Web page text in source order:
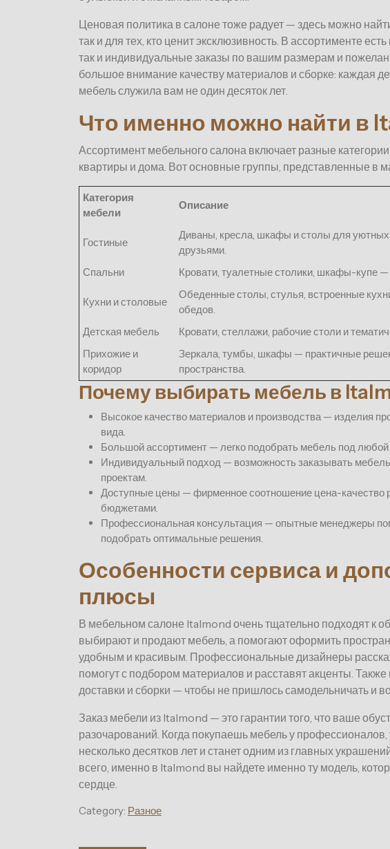
Ценовая политика в салоне тоже радует — здесь можно
так и для тех, кто ценит эксклюзивность. В ассортименте
так и индивидуальные заказы по вашим размерам и
большое внимание качеству материалов и сборке: каждая
мебель служила вам не один десяток лет.
Что именно можно найти в
Ассортимент мебельного салона включает разные
квартиры и дома. Вот основные группы, представленные в
Категория
мебели
Описание
Гостиные
Диваны, кресла, шкафы и столы для уютных
друзьями.
Спальни
Кровати, туалетные столики, шкафы-купе
Кухни и столовые
Обеденные столы, стулья, встроенные
обедов.
Детская мебель
Кровати, стеллажи, рабочие столи и
Прихожие и
коридор
Зеркала, тумбы, шкафы — практичные
пространства.
Почему выбирать мебель в
Высокое качество материалов и производства — изделия
вида.
Большой ассортимент — легко подобрать мебель под любой
Индивидуальный подход — возможность заказывать
проектам.
Доступные цены — фирменное соотношение цена-качество
бюджетами.
Профессиональная консультация — опытные менеджеры
подобрать оптимальные решения.
Особенности сервиса и
плюсы
В мебельном салоне Italmond очень тщательно подходят к
выбирают и продают мебель, а помогают оформить
удобным и красивым. Профессиональные дизайнеры
помогут с подбором материалов и расставят акценты. Также
доставки и сборки — чтобы не пришлось самодельничать и
Заказ мебели из Italmond — это гарантии того, что ваше
разочарований. Когда покупаешь мебель у
несколько десятков лет и станет одним из главных
всего, именно в Italmond вы найдете именно ту модель,
сердце.
Category: Разное